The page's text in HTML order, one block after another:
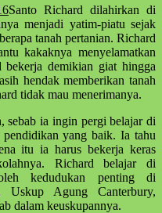
Santo Richard dilahirkan di
menjadi yatim-piatu sejak
tanah pertanian. Richard
kakaknya menyelamatkan
bekerja demikian giat hingga
hendak memberikan tanah
tidak mau menerimanya.
sebab ia ingin pergi belajar di
yang baik. Ia tahu
itu ia harus bekerja keras
Richard belajar di
kedudukan penting di
Uskup Agung Canterbury,
dalam keuskupannya.